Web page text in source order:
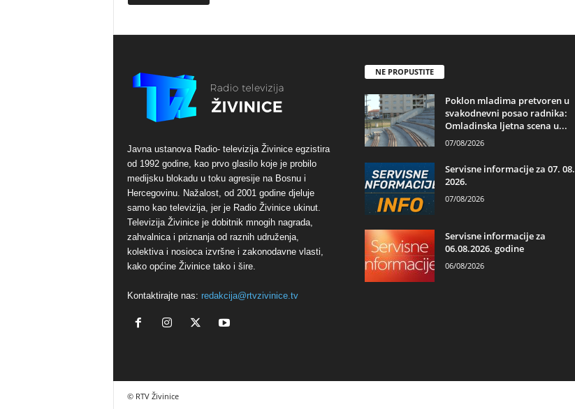
Javna ustanova Radio- televizija Živinice egzistira
od 1992 godine, kao prvo glasilo koje je probilo
medijsku blokadu u toku agresije na Bosnu i
Hercegovinu. Nažalost, od 2001 godine djeluje
samo kao televizija, jer je Radio Živinice ukinut.
Televizija Živinice je dobitnik mnogih nagrada,
zahvalnica i priznanja od raznih udruženja,
kolektiva i nosioca izvršne i zakonodavne vlasti,
kako općine Živinice tako i šire.
Kontaktirajte nas: redakcija@rtvzivinice.tv
NE PROPUSTITE
Poklon mladima pretvoren u
svakodnevni posao radnika:
Omladinska ljetna scena u...
07/08/2026
Servisne informacije za 07. 08.
2026.
07/08/2026
Servisne informacije za
06.08.2026. godine
06/08/2026
© RTV Živinice